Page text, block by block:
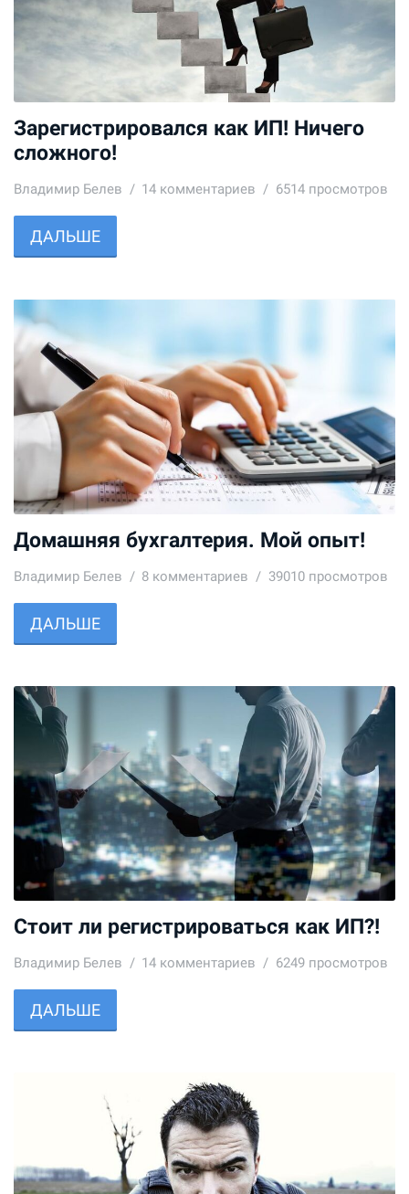
Зарегистрировался как ИП! Ничего
сложного!
Владимир Белев 14 комментариев 6514 просмотров
ДАЛЬШЕ
Домашняя бухгалтерия. Мой опыт!
Владимир Белев 8 комментариев 39010 просмотров
ДАЛЬШЕ
Стоит ли регистрироваться как ИП?!
Владимир Белев 14 комментариев 6249 просмотров
ДАЛЬШЕ